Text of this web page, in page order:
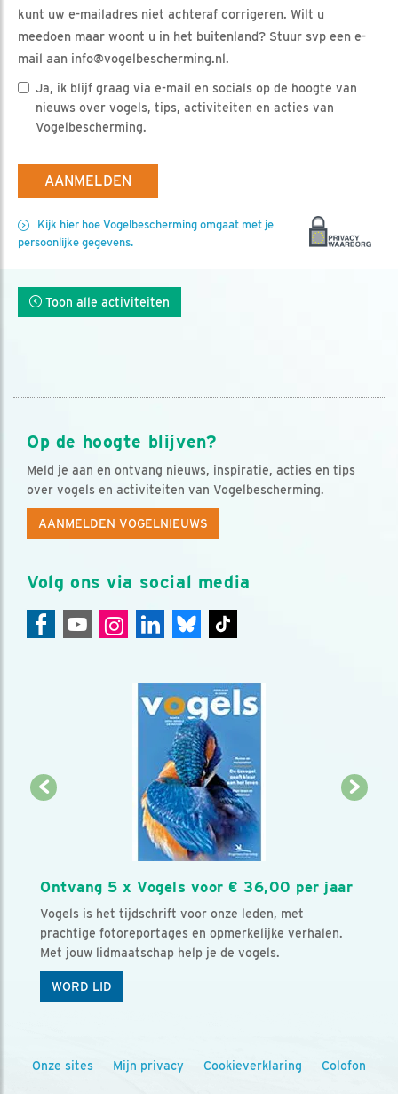
kunt uw e-mailadres niet achteraf corrigeren. Wilt u
meedoen maar woont u in het buitenland? Stuur svp een e-
mail aan info@vogelbescherming.nl.
Ja, ik blijf graag via e-mail en socials op de hoogte van
nieuws over vogels, tips, activiteiten en acties van
Vogelbescherming.
AANMELDEN
Kijk hier hoe Vogelbescherming omgaat met je
persoonlijke gegevens.
Toon alle activiteiten
Op de hoogte blijven?
Meld je aan en ontvang nieuws, inspiratie, acties en tips
over vogels en activiteiten van Vogelbescherming.
AANMELDEN VOGELNIEUWS
Volg ons via social media
Ontvang 5 x Vogels voor € 36,00 per jaar
Vogels is het tijdschrift voor onze leden, met
prachtige fotoreportages en opmerkelijke verhalen.
Met jouw lidmaatschap help je de vogels.
WORD LID
Onze sites Mijn privacy Cookieverklaring Colofon